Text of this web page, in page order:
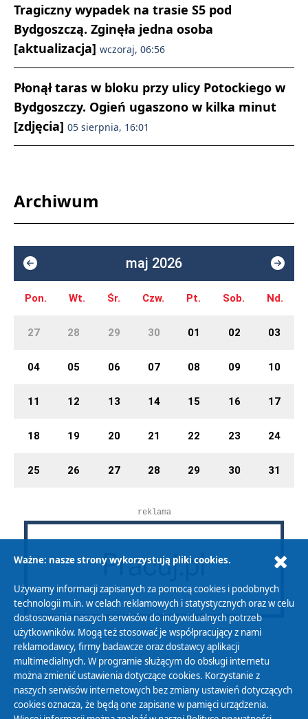
Tragiczny wypadek na trasie S5 pod
Bydgoszczą. Zginęła jedna osoba
[aktualizacja] wczoraj, 06:56
Płonął taras w bloku przy ulicy Potockiego w
Bydgoszczy. Ogień ugaszono w kilka minut
[zdjęcia] 05 sierpnia, 16:01
Archiwum
maj 2026
Pon. Wt. Śr. Czw. Pt. Sob. Nd.
27 28 29 30 01 02 03
04 05 06 07 08 09 10
11 12 13 14 15 16 17
18 19 20 21 22 23 24
25 26 27 28 29 30 31
reklama
Polityka Prywatności
Zasady korzystania z Serwisu
Ważne: nasze strony wykorzystują pliki cookies.
Używamy informacji zapisanych za pomocą cookies i podobnych
technologii m.in. w celach reklamowych i statystycznych oraz w celu
dostosowania naszych serwisów do indywidualnych potrzeb
użytkowników. Mogą też stosować je współpracujący z nami
reklamodawcy, firmy badawcze oraz dostawcy aplikacji
multimedialnych. W programie służącym do obsługi internetu
można zmienić ustawienia dotyczące cookies. Korzystanie z
naszych serwisów internetowych bez zmiany ustawień dotyczących
cookies oznacza, że będą one zapisane w pamięci urządzenia.